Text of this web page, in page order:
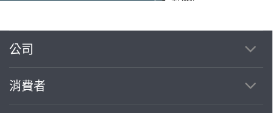
公司
消費者
繼續完成